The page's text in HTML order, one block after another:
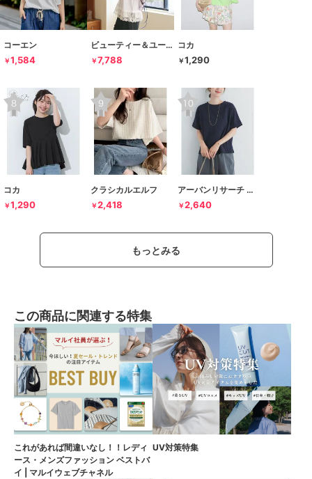
コーエン
￥1,584
ビューティー＆ユース ユナイテッドアローズ
￥7,788
コカ
￥1,290
コカ
￥1,290
クラシカルエルフ
￥2,418
アーバンリサーチ ドアーズ
￥2,640
もっとみる
この商品に関連する特集
これがあれば間違いなし！！レディ
ース・メンズファッション ベストバ
イ | マルイウェブチャネル
UV対策特集